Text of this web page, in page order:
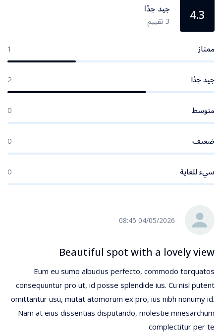
4.3 جيد جدًا
3 تقييم
ممتاز 1
جيد جدًا 2
متوسط 0
ضعيف 0
سيء للغاية 0
04/05/2026 08:45
Beautiful spot with a lovely view
Eum eu sumo albucius perfecto, commodo torquatos
consequuntur pro ut, id posse splendide ius. Cu nisl putent
omittantur usu, mutat atomorum ex pro, ius nibh nonumy id.
Nam at eius dissentias disputando, molestie mnesarchum
complectitur per te